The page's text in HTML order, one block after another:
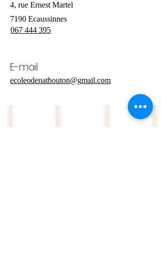
4, rue Ernest Martel
7190 Ecaussinnes
067 444 395
E-mail
ecoleodenatbouton@gmail.com